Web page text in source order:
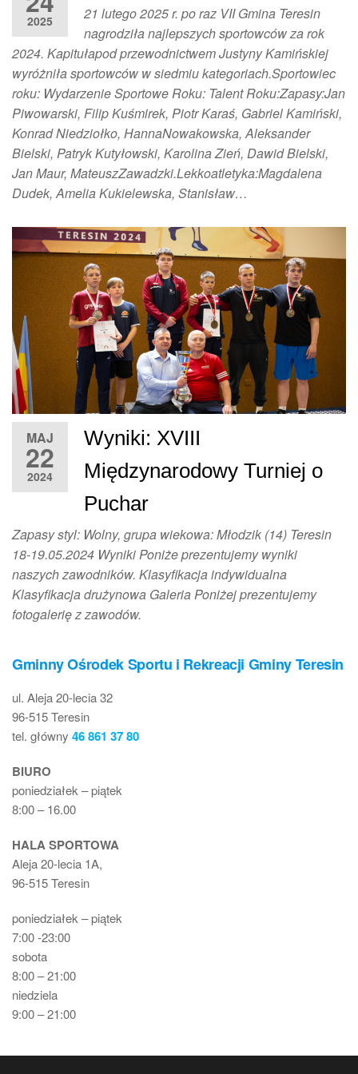
2025
21 lutego 2025 r. po raz VII Gmina Teresin
nagrodziła najlepszych sportowców za rok
2024. Kapitułapod przewodnictwem Justyny Kamińskiej
wyróżniła sportowców w siedmiu kategoriach.Sportowiec
roku: Wydarzenie Sportowe Roku: Talent Roku:Zapasy:Jan
Piwowarski, Filip Kuśmirek, Piotr Karaś, Gabriel Kamiński,
Konrad Niedziołko, HannaNowakowska, Aleksander
Bielski, Patryk Kutyłowski, Karolina Zień, Dawid Bielski,
Jan Maur, MateuszZawadzki.Lekkoatletyka:Magdalena
Dudek, Amelia Kukielewska, Stanisław…
MAJ
22
2024
Wyniki: XVIII
Międzynarodowy Turniej o
Puchar
Zapasy styl: Wolny, grupa wiekowa: Młodzik (14) Teresin
18-19.05.2024 Wyniki Poniże prezentujemy wyniki
naszych zawodników. Klasyfikacja indywidualna
Klasyfikacja drużynowa Galeria Poniżej prezentujemy
fotogalerię z zawodów.
Gminny Ośrodek Sportu i Rekreacji Gminy Teresin
ul. Aleja 20-lecia 32
96-515 Teresin
tel. główny 46 861 37 80
BIURO
poniedziałek – piątek
8:00 – 16.00
HALA SPORTOWA
Aleja 20-lecia 1A,
96-515 Teresin
poniedziałek – piątek
7:00 -23:00
sobota
8:00 – 21:00
niedziela
9:00 – 21:00